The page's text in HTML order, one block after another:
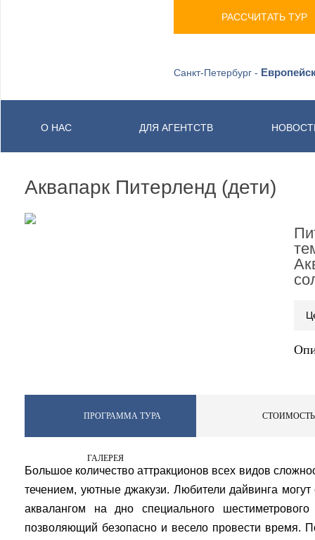
РАССЧИТАТЬ ТУР
Санкт-Петербург -
О НАС ДЛЯ АГЕНТСТВ
Аквапарк Питерленд (дети)
ПРОГРАММА ТУРА СТОИМОСТЬ
ГАЛЕРЕЯ
Большое количество аттракционов всех видов
течением, уютные джакузи. Любители дайвинга
аквалангом на дно специального
позволяющий безопасно и весело провести время.